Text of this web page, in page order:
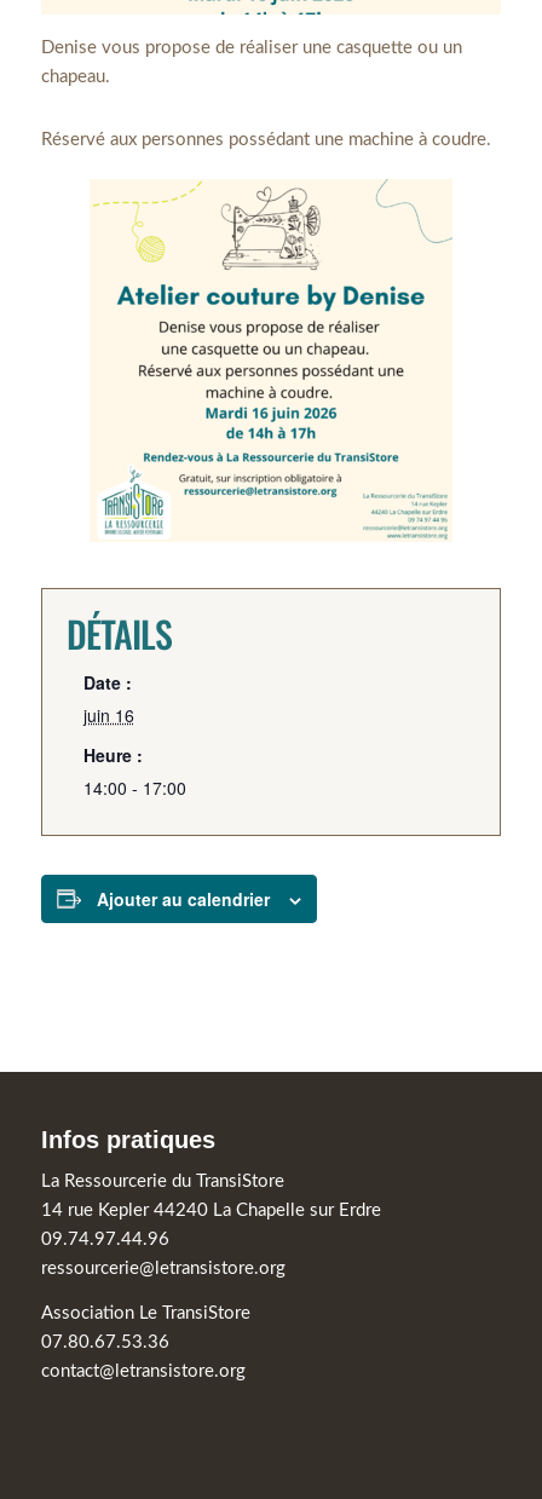
Denise vous propose de réaliser une casquette ou un
chapeau.
Réservé aux personnes possédant une machine à coudre.
DÉTAILS
Date :
juin 16
Heure :
14:00 - 17:00
Ajouter au calendrier
Infos pratiques
La Ressourcerie du TransiStore
14 rue Kepler 44240 La Chapelle sur Erdre
09.74.97.44.96
ressourcerie@letransistore.org
Association Le TransiStore
07.80.67.53.36
contact@letransistore.org